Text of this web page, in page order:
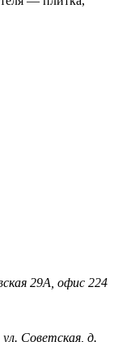
29А, офис 224
Советская, д.